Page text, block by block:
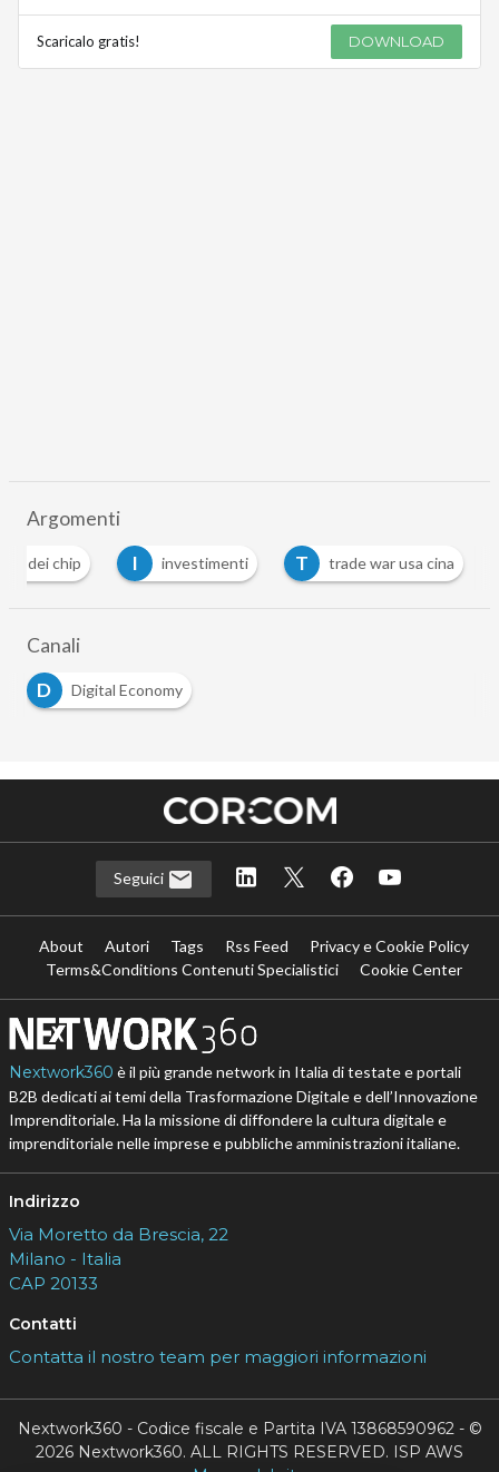
Scaricalo gratis! DOWNLOAD
Argomenti
dei chip I investimenti T trade war usa cina
Canali
D
Digital Economy
Seguici
About Autori Tags Rss Feed
Privacy e Cookie Policy
Terms&Conditions Contenuti Specialistici
Cookie Center
Nextwork360 è il più grande network in Italia di testate e portali
B2B dedicati ai temi della Trasformazione Digitale e dell’Innovazione
Imprenditoriale. Ha la missione di diffondere la cultura digitale e
imprenditoriale nelle imprese e pubbliche amministrazioni italiane.
Indirizzo
Via Moretto da Brescia, 22
Milano - Italia
CAP 20133
Contatti
Contatta il nostro team per maggiori informazioni
Nextwork360 - Codice fiscale e Partita IVA 13868590962 - ©
2026 Nextwork360. ALL RIGHTS RESERVED. ISP AWS